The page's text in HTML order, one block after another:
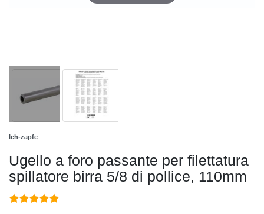
Ich-zapfe
Ugello a foro passante per filettatura
spillatore birra 5/8 di pollice, 110mm